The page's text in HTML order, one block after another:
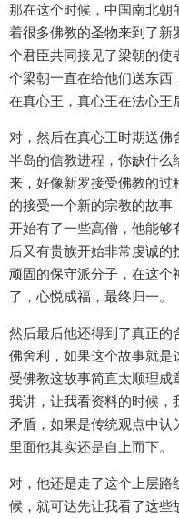
那在这个时候，中国南北
着很多佛教的圣物来到了
个君臣共同接见了梁朝的
个梁朝一直在给他们送东
在真心王，真心王在法心王
对，然后在真心王时期送佛
半岛的信教进程，你缺什么
来，好像新罗接受佛教的
的接受一个新的宗教的故
开始有了一些高僧，他能够
后又有贵族开始非常虔诚
顽固的保守派分子，在这个
了，心悦成福，最终归一。
然后最后他还得到了真正的
佛舍利，如果这个故事就
受佛教这故事简直太顺理
我讲，让我看资料的时候，
矛盾，如果是传统观点中
里面他其实还是自上而下。
对，他还是走了这个上层
候，就可达先让我看了这